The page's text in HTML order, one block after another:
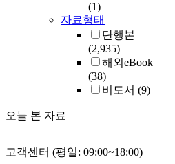
(1)
자료형태
단행본
(2,935)
해외eBook
(38)
비도서 (9)
오늘 본 자료
고객센터 (평일: 09:00~18:00)